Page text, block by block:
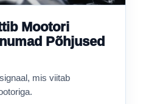
Mootori
Põhjused
mis viitab